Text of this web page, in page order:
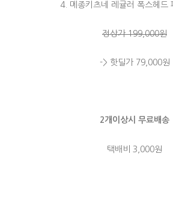
4. 메종키츠네 레귤러 폭스헤드
정상가 199,000원
-> 핫딜가 79,000원
2개이상시 무료배송
택배비 3,000원